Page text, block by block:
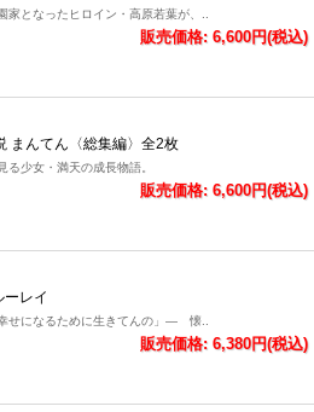
家となったヒロイン・高原若葉が、..
販売価格: 6,600円(税込)
まんてん〈総集編〉全2枚
る少女・満天の成長物語。
販売価格: 6,600円(税込)
レイ
せになるために生きてんの」― 懐..
販売価格: 6,380円(税込)